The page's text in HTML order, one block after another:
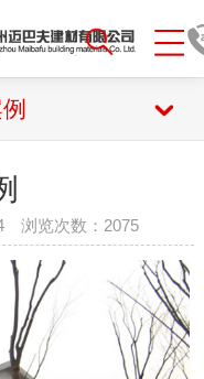
浏览次数： 2075